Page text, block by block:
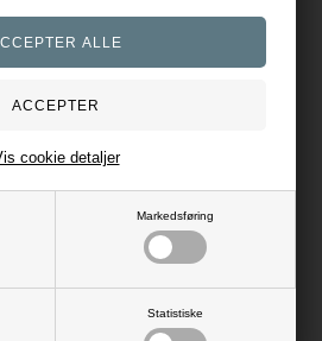
Markedsføring
Statistiske
cookie detaljer
1.299,00
Kingsland
1.200,00
36/S 40/L